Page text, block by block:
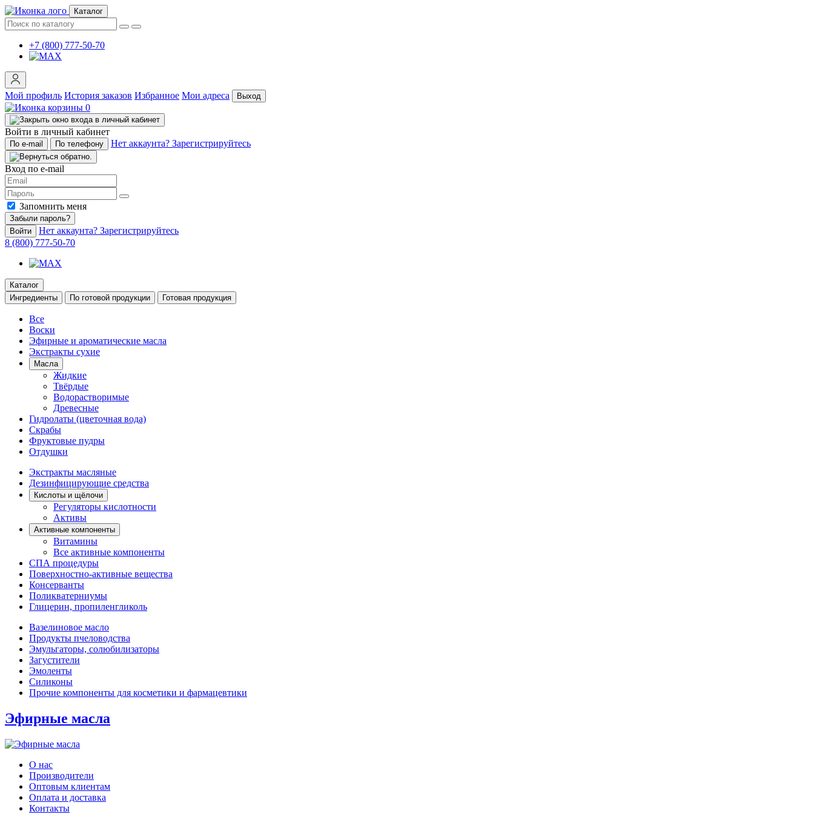
Каталог
+7 (800) 777-50-70
Мой профиль История заказов Избранное Мои адреса Выход
0
Войти в личный кабинет
По e-mail По телефону Нет аккаунта? Зарегистрируйтесь
Вход по e-mail
Запомнить меня
Забыли пароль?
Войти
Нет аккаунта? Зарегистрируйтесь
8 (800) 777-50-70
Каталог
Ингредиенты
По готовой продукции Готовая продукция
Все
Воски
Эфирные и ароматические масла
Экстракты сухие
Масла
Жидкие
Твёрдые
Водорастворимые
Древесные
Гидролаты (цветочная вода)
Скрабы
Фруктовые пудры
Отдушки
Экстракты масляные
Дезинфицирующие средства
Кислоты и щёлочи
Регуляторы кислотности
Активы
Активные компоненты
Витамины
Все активные компоненты
СПА процедуры
Поверхностно-активные вещества
Консерванты
Поликватерниумы
Глицерин, пропиленгликоль
Вазелиновое масло
Продукты пчеловодства
Эмульгаторы, солюбилизаторы
Загустители
Эмоленты
Силиконы
Прочие компоненты для косметики и фармацевтики
Эфирные масла
О нас
Производители
Оптовым клиентам
Оплата и доставка
Контакты